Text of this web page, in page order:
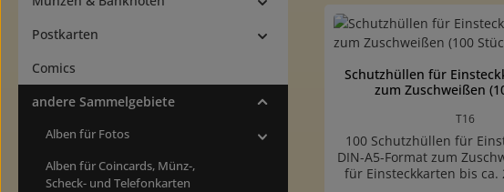
Postkarten
Comics
andere Sammelgebiete
Alben für Fotos
Alben für Coincards, Münz-,
Scheck- und Telefonkarten
Schutzhüllen für
zum Zuschweißen
T16
100 Schutzhüllen für
DIN-A5-Format zum
für Einsteckkarten bis ca.